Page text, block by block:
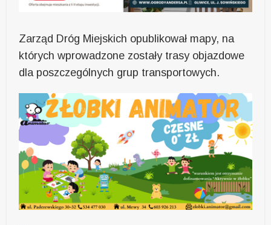
Zarząd Dróg Miejskich opublikował mapy, na
których wprowadzone zostały trasy objazdowe
dla poszczególnych grup transportowych.